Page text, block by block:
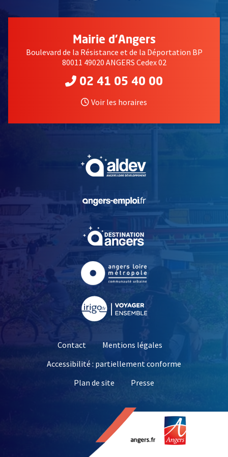
Mairie d'Angers
Boulevard de la Résistance et de la Déportation BP
80011 49020 ANGERS Cedex 02
02 41 05 40 00
Voir les horaires
, Ouvre une nouvelle
, Ouvre une nouvelle
Contact
Mentions légales
Accessibilité : partiellement conforme
Plan de site
Presse